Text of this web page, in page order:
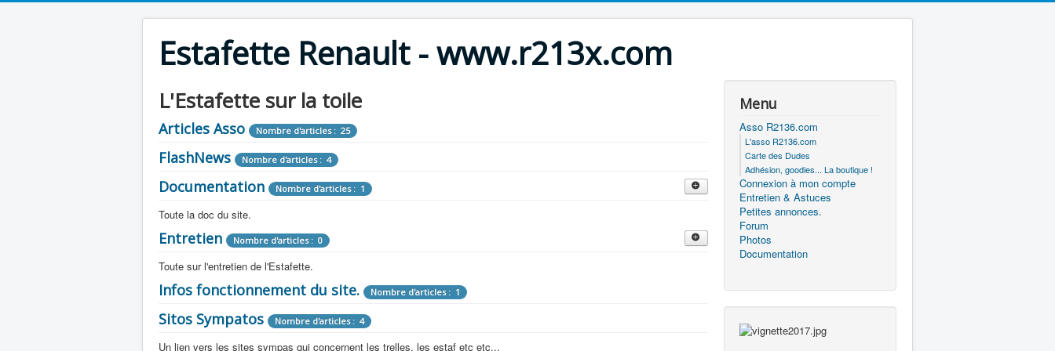
Estafette Renault - www.r213x.com
L'Estafette sur la toile
Articles Asso Nombre d'articles : 25
FlashNews Nombre d'articles : 4
Documentation Nombre d'articles : 1
Toute la doc du site.
Revue de Presse Nombre d'articles : 9
Tous les articles que l'on a vu sur l'estafette !
Camping Car Nombre d'articles : 3
Toute la doc sur les camping cars ou aménagements d'époque.
Documentation Nombre d'articles : 13
Entretien Nombre d'articles : 0
Toute sur l'entretien de l'Estafette.
Mécanique Nombre d'articles : 0
Moteur Nombre d'articles : 14
Electricité Nombre d'articles : 0
Infos fonctionnement du site. Nombre d'articles : 1
Sitos Sympatos Nombre d'articles : 4
Un lien vers les sites sympas qui concernent les trelles, les estaf etc etc...
Menu
Asso R2136.com
L'asso R2136.com
Carte des Dudes
Adhésion, goodies... La boutique !
Connexion à mon compte
Entretien & Astuces
Petites annonces.
Forum
Photos
Documentation